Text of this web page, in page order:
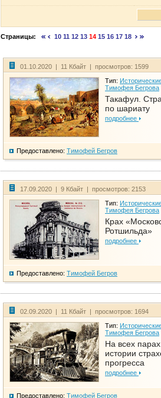
Страницы: 10 11 12 13 14 15 16 17 18
01.10.2020 | 11 Кбайт | просмотров: 1599
Тип:
Тимофея Бегрова
Такафул.
по шариату
подробнее
Предоставлено: Тимофей Бегров
17.09.2020 | 9 Кбайт | просмотров: 2153
Тип:
Тимофея Бегрова
Крах
Ротшильда»
подробнее
Предоставлено: Тимофей Бегров
02.09.2020 | 11 Кбайт | просмотров: 1694
Тип:
Тимофея Бегрова
На всех
истории
прогресса
подробнее
Предоставлено: Тимофей Бегров